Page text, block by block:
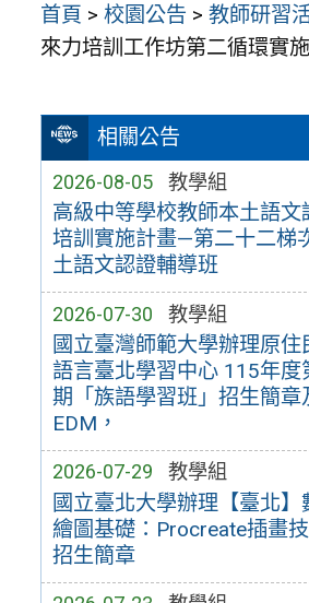
首頁 >校園公告 >教師研習
來力培訓工作坊第二循環實施
相關公告
2026-08-05 教學組
高級中等學校教師本土語文
培訓實施計畫—第二十二梯
土語文認證輔導班
2026-07-30 教學組
國立臺灣師範大學辦理原住
語言臺北學習中心 115年度
期「族語學習班」招生簡章
EDM，
2026-07-29 教學組
國立臺北大學辦理【臺北】
繪圖基礎：Procreate插畫
招生簡章